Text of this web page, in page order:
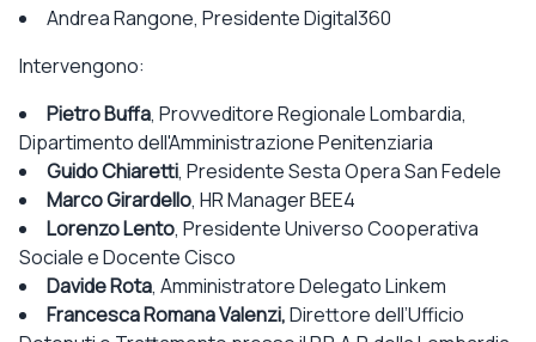
Andrea Rangone, Presidente Digital360
Intervengono:
Pietro Buffa, Provveditore Regionale Lombardia,
Dipartimento dell'Amministrazione Penitenziaria
Guido Chiaretti, Presidente Sesta Opera San Fedele
Marco Girardello, HR Manager BEE4
Lorenzo Lento, Presidente Universo Cooperativa
Sociale e Docente Cisco
Davide Rota, Amministratore Delegato Linkem
Francesca Romana Valenzi,Direttore dell’Ufficio